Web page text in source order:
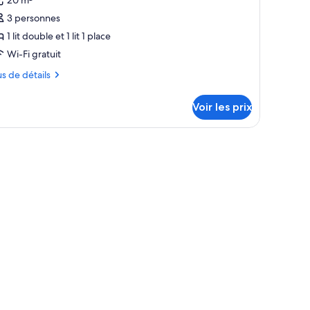
:
3 personnes
1 lit double et 1 lit 1 place
Wi-Fi gratuit
de détails
Voir les prix